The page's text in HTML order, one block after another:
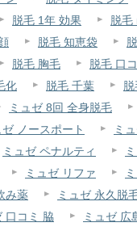
脱毛 1年 効果 脱毛
脱毛 知恵袋
脱毛 胸毛 脱毛 口
化 脱毛 千葉
ミュゼ 8回 全身脱毛
ゼ ノースポート ミ
ミュゼ ペナルティ
ミュゼ リファ
み薬 ミュゼ 永久脱
口コミ 脇 ミュゼ 広